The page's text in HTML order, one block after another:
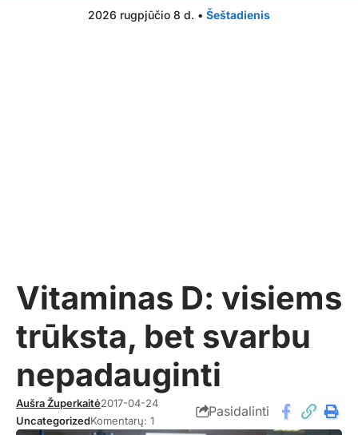
2026 rugpjūčio 8 d. • Šeštadienis
Vitaminas D: visiems
trūksta, bet svarbu
nepadauginti
Aušra Župerkaitė2017-04-24
UncategorizedKomentarų: 1
Pasidalinti